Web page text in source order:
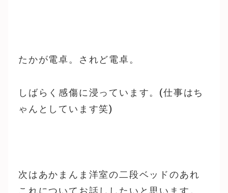
たかが電卓。されど電卓。
しばらく感傷に浸っています。(仕事はち
ゃんとしています笑)
次はあかまんま洋室の二段ベッドのあれ
これについてお話ししたいと思います。